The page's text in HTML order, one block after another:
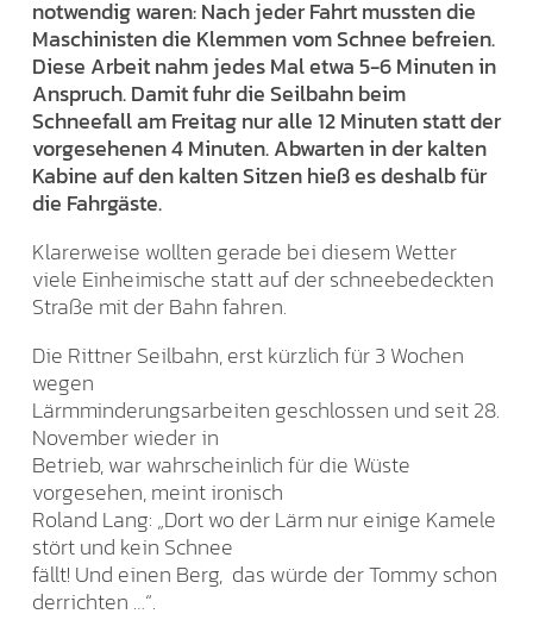
notwendig waren: Nach jeder Fahrt mussten die
Maschinisten die Klemmen vom Schnee befreien.
Diese Arbeit nahm jedes Mal etwa 5-6 Minuten in
Anspruch. Damit fuhr die Seilbahn beim
Schneefall am Freitag nur alle 12 Minuten statt der
vorgesehenen 4 Minuten. Abwarten in der kalten
Kabine auf den kalten Sitzen hieß es deshalb für
die Fahrgäste.
Klarerweise wollten gerade bei diesem Wetter
viele Einheimische statt auf der schneebedeckten
Straße mit der Bahn fahren.
Die Rittner Seilbahn, erst kürzlich für 3 Wochen
wegen
Lärmminderungsarbeiten geschlossen und seit 28.
November wieder in
Betrieb, war wahrscheinlich für die Wüste
vorgesehen, meint ironisch
Roland Lang: „Dort wo der Lärm nur einige Kamele
stört und kein Schnee
fällt! Und einen Berg, das würde der Tommy schon
derrichten …“.